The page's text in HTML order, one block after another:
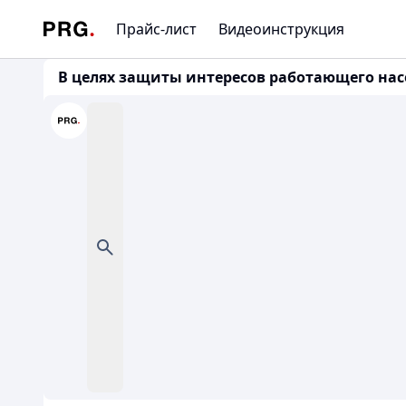
Прайс-лист Видеоинструкция
В целях защиты интересов работающего